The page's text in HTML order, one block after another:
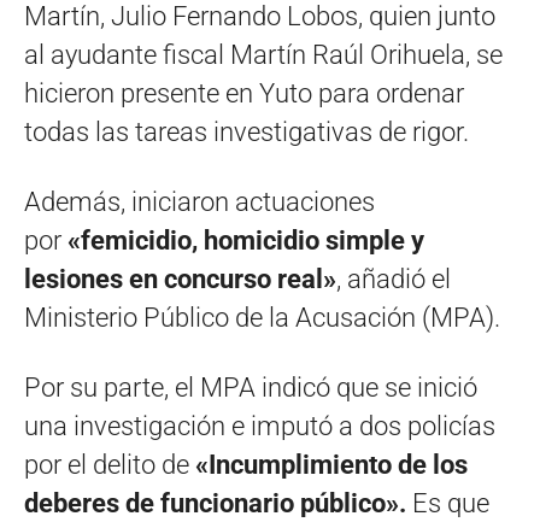
Martín, Julio Fernando Lobos, quien junto
al ayudante fiscal Martín Raúl Orihuela, se
hicieron presente en Yuto para ordenar
todas las tareas investigativas de rigor.
Además, iniciaron actuaciones
por «femicidio, homicidio simple y
lesiones en concurso real», añadió el
Ministerio Público de la Acusación (MPA).
Por su parte, el MPA indicó que se inició
una investigación e imputó a dos policías
por el delito de «Incumplimiento de los
deberes de funcionario público». Es que